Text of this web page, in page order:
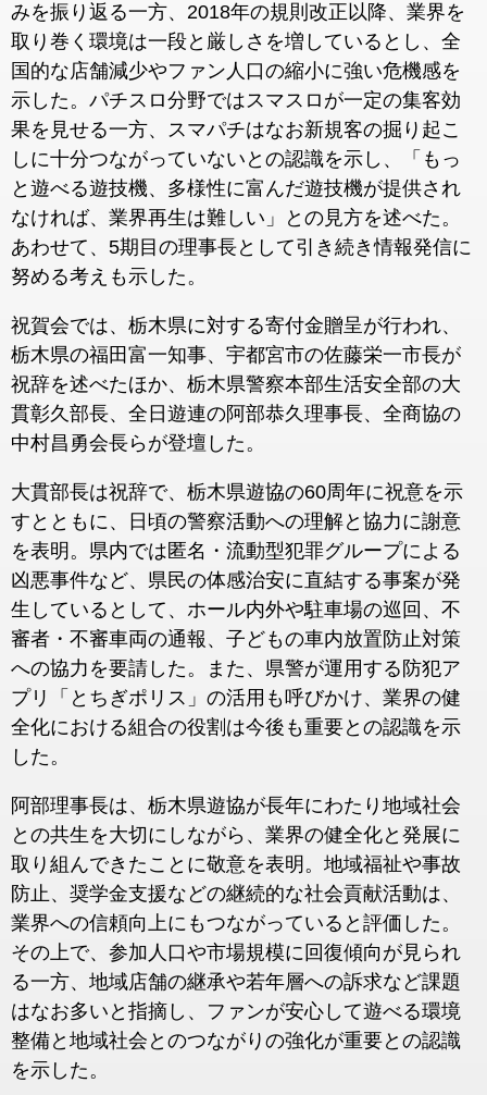
みを振り返る一方、2018年の規則改正以降、業界を
取り巻く環境は一段と厳しさを増しているとし、全
国的な店舗減少やファン人口の縮小に強い危機感を
示した。パチスロ分野ではスマスロが一定の集客効
果を見せる一方、スマパチはなお新規客の掘り起こ
しに十分つながっていないとの認識を示し、「もっ
と遊べる遊技機、多様性に富んだ遊技機が提供され
なければ、業界再生は難しい」との見方を述べた。
あわせて、5期目の理事長として引き続き情報発信に
努める考えも示した。
祝賀会では、栃木県に対する寄付金贈呈が行われ、
栃木県の福田富一知事、宇都宮市の佐藤栄一市長が
祝辞を述べたほか、栃木県警察本部生活安全部の大
貫彰久部長、全日遊連の阿部恭久理事長、全商協の
中村昌勇会長らが登壇した。
大貫部長は祝辞で、栃木県遊協の60周年に祝意を示
すとともに、日頃の警察活動への理解と協力に謝意
を表明。県内では匿名・流動型犯罪グループによる
凶悪事件など、県民の体感治安に直結する事案が発
生しているとして、ホール内外や駐車場の巡回、不
審者・不審車両の通報、子どもの車内放置防止対策
への協力を要請した。また、県警が運用する防犯ア
プリ「とちぎポリス」の活用も呼びかけ、業界の健
全化における組合の役割は今後も重要との認識を示
した。
阿部理事長は、栃木県遊協が長年にわたり地域社会
との共生を大切にしながら、業界の健全化と発展に
取り組んできたことに敬意を表明。地域福祉や事故
防止、奨学金支援などの継続的な社会貢献活動は、
業界への信頼向上にもつながっていると評価した。
その上で、参加人口や市場規模に回復傾向が見られ
る一方、地域店舗の継承や若年層への訴求など課題
はなお多いと指摘し、ファンが安心して遊べる環境
整備と地域社会とのつながりの強化が重要との認識
を示した。